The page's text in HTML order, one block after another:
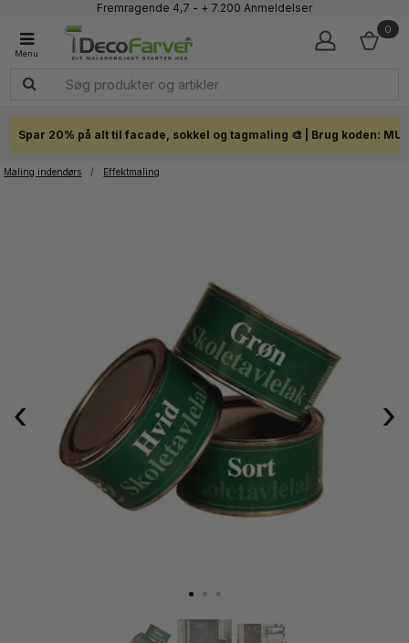
Fremragende 4,7 - + 7.200 Anmeldelser
1-3 dages levering
Click & Collect i hele landet
0
Spar 20% på alt til facade, sokkel og tagmaling 🎨 | Brug koden:
Maling indendørs / Effektmaling
‹ ›